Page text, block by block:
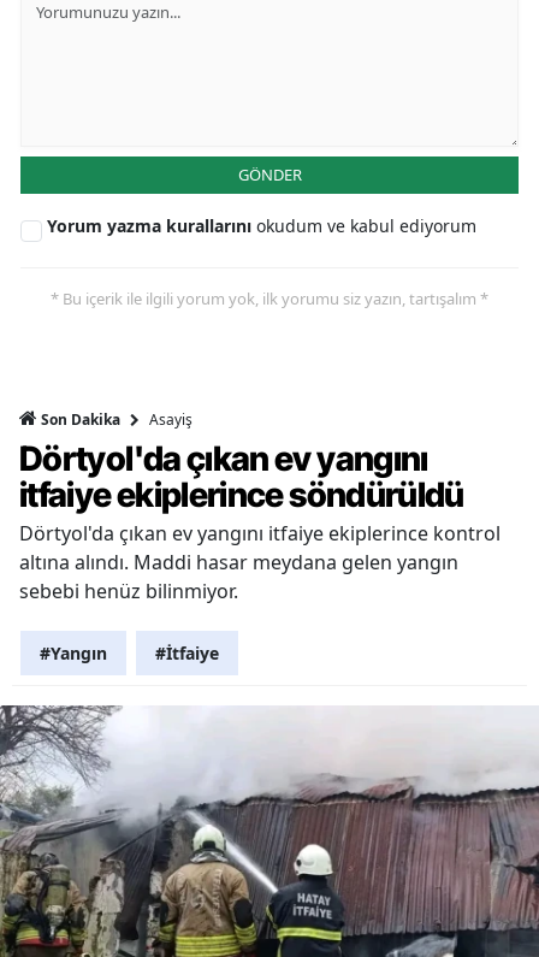
GÖNDER
Yorum yazma kurallarını okudum ve kabul ediyorum
* Bu içerik ile ilgili yorum yok, ilk yorumu siz yazın, tartışalım *
Son Dakika Asayiş
Dörtyol'da çıkan ev yangını
itfaiye ekiplerince söndürüldü
Dörtyol'da çıkan ev yangını itfaiye ekiplerince kontrol
altına alındı. Maddi hasar meydana gelen yangın
sebebi henüz bilinmiyor.
#Yangın #İtfaiye